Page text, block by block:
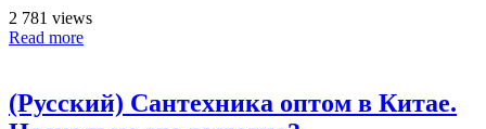
2 781 views
Read more
(Русский) Сантехника оптом в Китае.